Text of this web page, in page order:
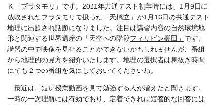
Ｋ「ブラタモリ」です。2021年共通テスト初年時には、1月9日に
放映されたブラタモリで扱った「天橋立」が1月16日の共通テスト
地理に出題され話題になりました。 注目は講習内容の自然環境地
形と関連する世界遺産の「天空への階段フィリピン棚田」 です。
講習の中で映像を見せることができないかもしれませんが、番組
から地理的の見方を紹介いたします。地理の選択者は息抜き時間
にでも２つの番組を気にしておいてくださいね。
最近は、短い授業動画を見て勉強する人が増えたと聞きます。
一時の一次理解には有効であり、定着できれば短答的な回答には